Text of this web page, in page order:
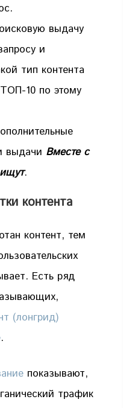
выдачу
и
тип контента
10 по этому
выдачи Вместе с
.
контента
контент, тем
Есть ряд
(лонгрид)
.
показывают,
трафик